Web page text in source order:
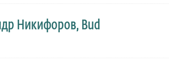
Никифоров, Bud